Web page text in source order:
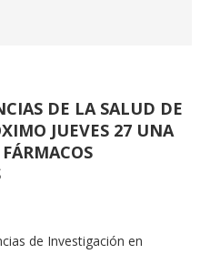
DE LA SALUD DE
JUEVES 27 UNA
de Investigación en